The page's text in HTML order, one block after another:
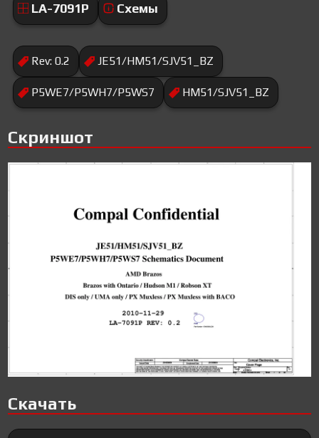
LA-7091P Схемы
Rev: 0.2 JE51/HM51/SJV51_BZ
P5WE7/P5WH7/P5WS7 HM51/SJV51_BZ
Скриншот
Скачать